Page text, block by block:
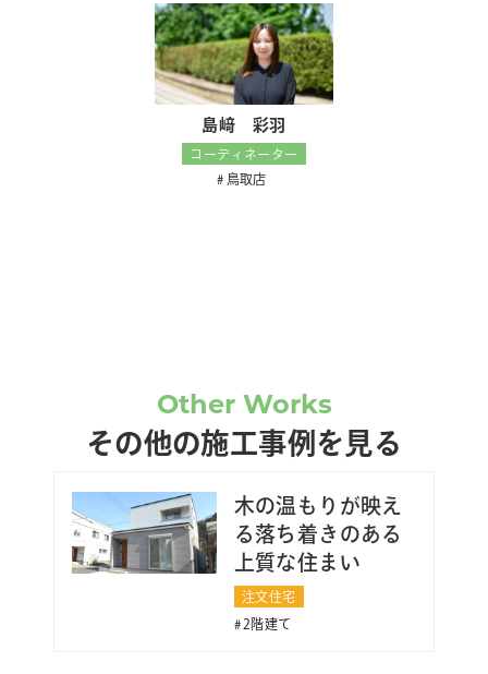
島﨑 彩羽
コーディネーター
鳥取店
Other Works
その他の施工事例を見る
木の温もりが映え
る落ち着きのある
上質な住まい
注文住宅
2階建て